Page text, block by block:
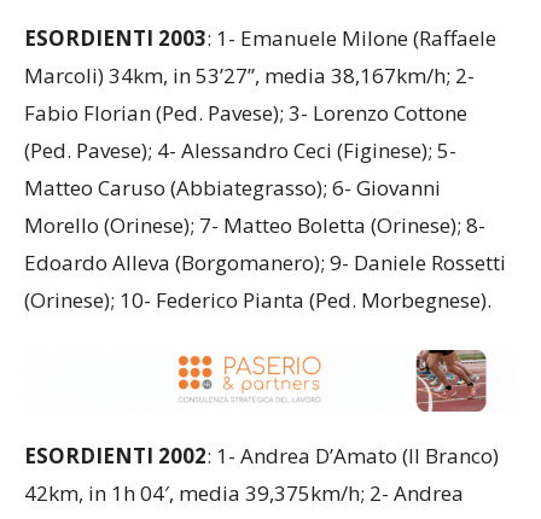
ESORDIENTI 2003: 1- Emanuele Milone (Raffaele
Marcoli) 34km, in 53’27”, media 38,167km/h; 2-
Fabio Florian (Ped. Pavese); 3- Lorenzo Cottone
(Ped. Pavese); 4- Alessandro Ceci (Figinese); 5-
Matteo Caruso (Abbiategrasso); 6- Giovanni
Morello (Orinese); 7- Matteo Boletta (Orinese); 8-
Edoardo Alleva (Borgomanero); 9- Daniele Rossetti
(Orinese); 10- Federico Pianta (Ped. Morbegnese).
ESORDIENTI 2002: 1- Andrea D’Amato (Il Branco)
42km, in 1h 04′, media 39,375km/h; 2- Andrea